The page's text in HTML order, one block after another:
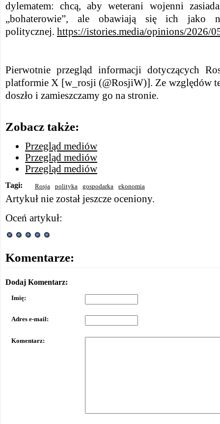
dylematem: chcą, aby weterani wojenni
„bohaterowie”, ale obawiają się ich jako
politycznej. https://istories.media/opinions/2026/
Pierwotnie przegląd informacji dotyczących
platformie X [w_rosji (@RosjiW)]. Ze względów
doszło i zamieszczamy go na stronie.
Zobacz także:
Przegląd mediów
Przegląd mediów
Przegląd mediów
Tagi: Rosja polityka gospodarka ekonomia
Artykuł nie został jeszcze oceniony.
Oceń artykuł:
Komentarze:
Dodaj Komentarz:
Imię:
Adres e-mail:
Komentarz: